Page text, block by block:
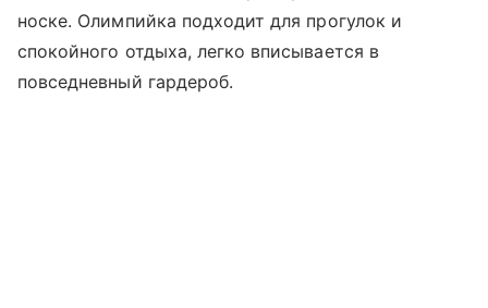
носке. Олимпийка подходит для прогулок и
спокойного отдыха, легко вписывается в
повседневный гардероб.